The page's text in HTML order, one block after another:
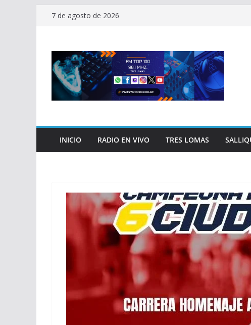
Saltar7 de agosto de 2026
INICIO RADIO EN VIVO TRES LOMAS